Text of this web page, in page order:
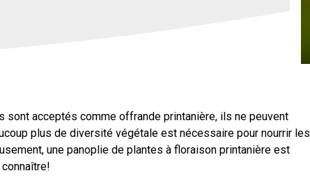
acceptés comme offrande printanière, ils ne peuvent
plus de diversité végétale est nécessaire pour nourrir les
une panoplie de plantes à floraison printanière est